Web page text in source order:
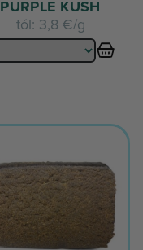
PURPLE KUSH
tól: 3,8 €/g